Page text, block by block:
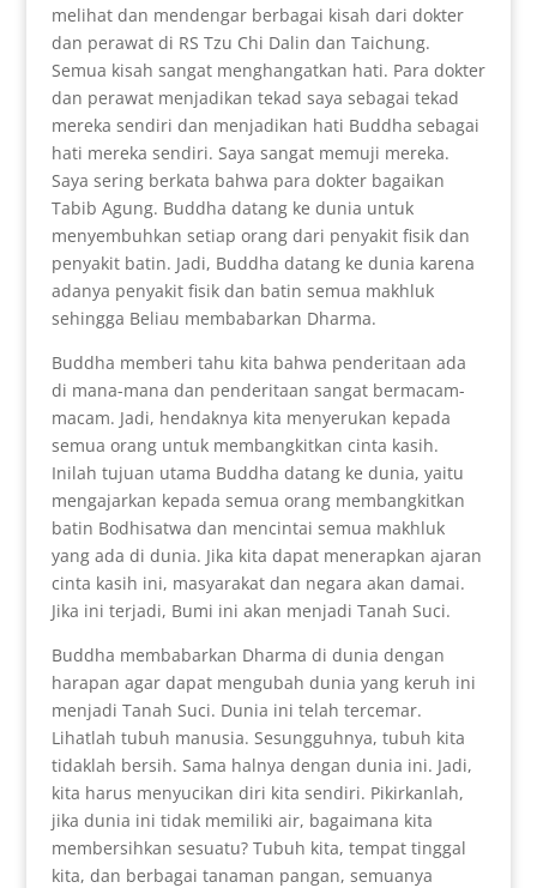
melihat dan mendengar berbagai kisah dari dokter
dan perawat di RS Tzu Chi Dalin dan Taichung.
Semua kisah sangat menghangatkan hati. Para dokter
dan perawat menjadikan tekad saya sebagai tekad
mereka sendiri dan menjadikan hati Buddha sebagai
hati mereka sendiri. Saya sangat memuji mereka.
Saya sering berkata bahwa para dokter bagaikan
Tabib Agung. Buddha datang ke dunia untuk
menyembuhkan setiap orang dari penyakit fisik dan
penyakit batin. Jadi, Buddha datang ke dunia karena
adanya penyakit fisik dan batin semua makhluk
sehingga Beliau membabarkan Dharma.
Buddha memberi tahu kita bahwa penderitaan ada
di mana-mana dan penderitaan sangat bermacam-
macam. Jadi, hendaknya kita menyerukan kepada
semua orang untuk membangkitkan cinta kasih.
Inilah tujuan utama Buddha datang ke dunia, yaitu
mengajarkan kepada semua orang membangkitkan
batin Bodhisatwa dan mencintai semua makhluk
yang ada di dunia. Jika kita dapat menerapkan ajaran
cinta kasih ini, masyarakat dan negara akan damai.
Jika ini terjadi, Bumi ini akan menjadi Tanah Suci.
Buddha membabarkan Dharma di dunia dengan
harapan agar dapat mengubah dunia yang keruh ini
menjadi Tanah Suci. Dunia ini telah tercemar.
Lihatlah tubuh manusia. Sesungguhnya, tubuh kita
tidaklah bersih. Sama halnya dengan dunia ini. Jadi,
kita harus menyucikan diri kita sendiri. Pikirkanlah,
jika dunia ini tidak memiliki air, bagaimana kita
membersihkan sesuatu? Tubuh kita, tempat tinggal
kita, dan berbagai tanaman pangan, semuanya